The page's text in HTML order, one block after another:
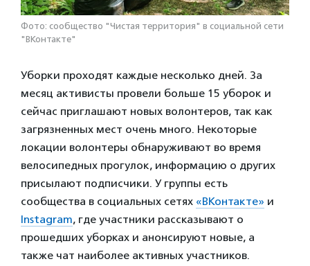
Фото: сообщество "Чистая территория" в социальной сети
"ВКонтакте"
Уборки проходят каждые несколько дней. За
месяц активисты провели больше 15 уборок и
сейчас приглашают новых волонтеров, так как
загрязненных мест очень много. Некоторые
локации волонтеры обнаруживают во время
велосипедных прогулок, информацию о других
присылают подписчики. У группы есть
сообщества в социальных сетях «ВКонтакте» и
Instagram, где участники рассказывают о
прошедших уборках и анонсируют новые, а
также чат наиболее активных участников.